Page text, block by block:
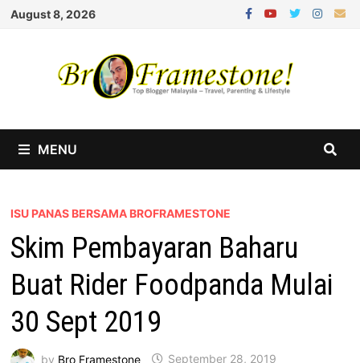
Skip
August 8, 2026
MENU
ISU PANAS BERSAMA BROFRAMESTONE
Skim Pembayaran Baharu
Buat Rider Foodpanda Mulai
30 Sept 2019
by Bro Framestone September 28, 2019